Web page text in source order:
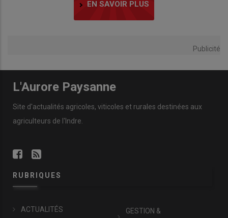
EN SAVOIR PLUS
Publicité
L'Aurore Paysanne
Site d'actualités agricoles, viticoles et rurales destinées aux
agriculteurs de l'Indre.
RUBRIQUES
ACTUALITÉS
GESTION &